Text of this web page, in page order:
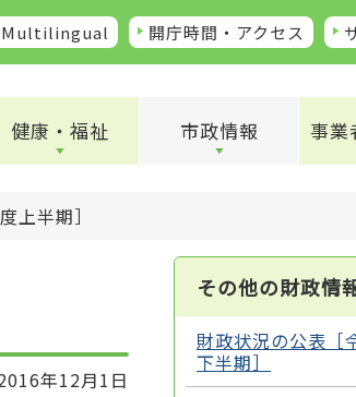
Multilingual 開庁時間・アクセス
健康・福祉 市政情報 事業
上半期］
年12月1日
その他の財政情
財政状況の公表［
下半期］